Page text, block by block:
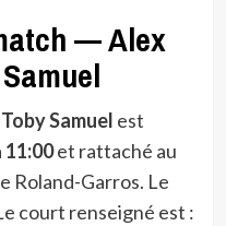
— Alex
Samuel est
11:00et rattaché au
Roland-Garros. Le
court renseigné est :